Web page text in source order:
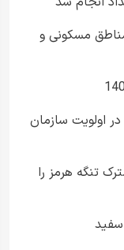
مسکونی و
اولویت سازمان
تنگه هرمز را
سفید